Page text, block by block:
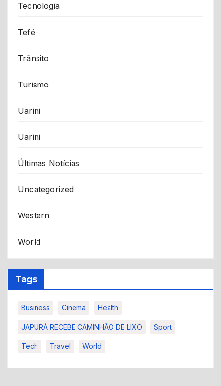
Tecnologia
Tefé
Trânsito
Turismo
Uarini
Uarini
Últimas Notícias
Uncategorized
Western
World
Tags
Business Cinema Health
JAPURÁ RECEBE CAMINHÃO DE LIXO Sport
Tech Travel World